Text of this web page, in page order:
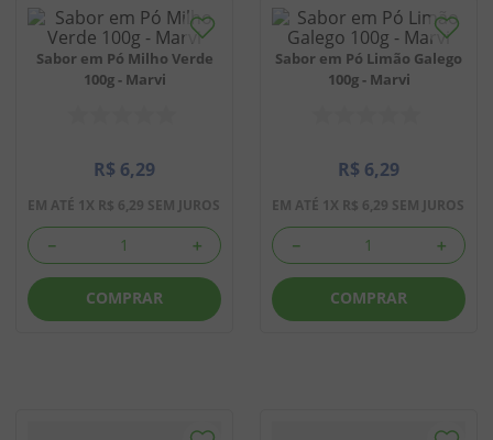
Sabor em Pó Milho Verde
100g - Marvi
R$ 6,29
EM ATÉ 1X R$ 6,29 SEM JUROS
＋
－
COMPRAR
Sabor em Pó Limão Galego
100g - Marvi
R$ 6,29
EM ATÉ 1X R$ 6,29 SEM JUROS
＋
－
COMPRAR